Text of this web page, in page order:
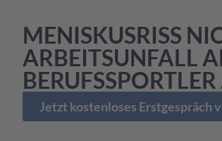
MENISKUSRISS
ARBEITSUNFALL
Jetzt kostenloses Erstgespräch